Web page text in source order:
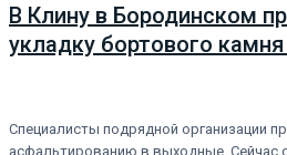
В Клину в Бородинском
укладку бортового
Специалисты подрядной организации
асфальтированию в выходные. Сейчас